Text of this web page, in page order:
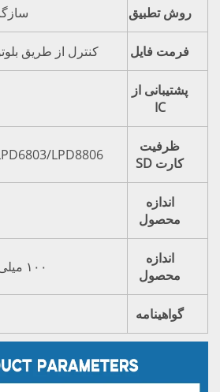
سازگار با LEDهای پیکسلی IC RGB
کنترل از طریق بلوتوث / اپلیکیشن
SM16716/LPD6803/LPD8806
۱۰۰ میلی‌متر × ۶۳ میلی‌متر × ۲۶ میلی‌متر